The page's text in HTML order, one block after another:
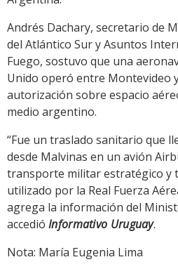
Andrés Dachary, secretario de
del Atlántico Sur y Asuntos
Fuego, sostuvo que una
Unido operó entre Montevideo
autorización sobre espacio
medio argentino.
“Fue un traslado sanitario que
desde Malvinas en un avión
transporte militar estratégico y
utilizado por la Real Fuerza
agrega la información del
accedió Informativo Uruguay.
Nota: María Eugenia Lima